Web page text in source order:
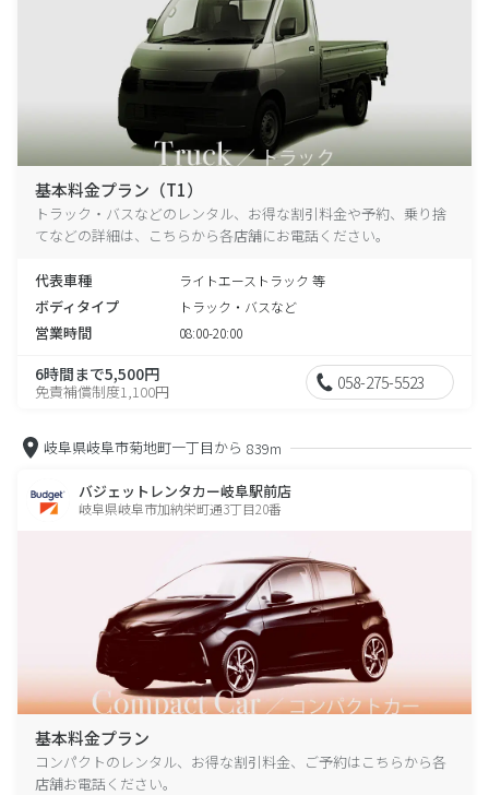
基本料金プラン（T1）
トラック・バスなどのレンタル、お得な割引料金や予約、乗り捨
てなどの詳細は、こちらから各店舗にお電話ください。
代表車種 ライトエーストラック 等
ボディタイプ トラック・バスなど
営業時間 08:00-20:00
6時間まで5,500円
免責補償制度1,100円 058-275-5523
岐阜県岐阜市菊地町一丁目から 839m
バジェットレンタカー岐阜駅前店
岐阜県岐阜市加納栄町通3丁目20番
基本料金プラン
コンパクトのレンタル、お得な割引料金、ご予約はこちらから各
店舗お電話ください。